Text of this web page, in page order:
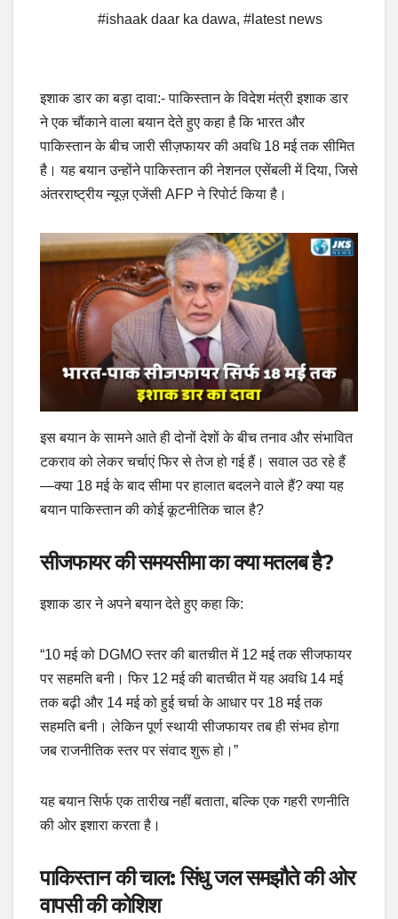
#ishaak daar ka dawa, #latest news
इशाक डार का बड़ा दावा:- पाकिस्तान के विदेश मंत्री इशाक डार
ने एक चौंकाने वाला बयान देते हुए कहा है कि भारत और
पाकिस्तान के बीच जारी सीज़फायर की अवधि 18 मई तक सीमित
है। यह बयान उन्होंने पाकिस्तान की नेशनल एसेंबली में दिया, जिसे
अंतरराष्ट्रीय न्यूज़ एजेंसी AFP ने रिपोर्ट किया है।
इस बयान के सामने आते ही दोनों देशों के बीच तनाव और संभावित
टकराव को लेकर चर्चाएं फिर से तेज हो गई हैं। सवाल उठ रहे हैं
—क्या 18 मई के बाद सीमा पर हालात बदलने वाले हैं? क्या यह
बयान पाकिस्तान की कोई कूटनीतिक चाल है?
सीजफायर की समयसीमा का क्या मतलब है?
इशाक डार ने अपने बयान देते हुए कहा कि:
“10 मई को DGMO स्तर की बातचीत में 12 मई तक सीजफायर
पर सहमति बनी। फिर 12 मई की बातचीत में यह अवधि 14 मई
तक बढ़ी और 14 मई को हुई चर्चा के आधार पर 18 मई तक
सहमति बनी। लेकिन पूर्ण स्थायी सीजफायर तब ही संभव होगा
जब राजनीतिक स्तर पर संवाद शुरू हो।”
यह बयान सिर्फ एक तारीख नहीं बताता, बल्कि एक गहरी रणनीति
की ओर इशारा करता है।
पाकिस्तान की चाल: सिंधु जल समझौते की ओर
वापसी की कोशिश